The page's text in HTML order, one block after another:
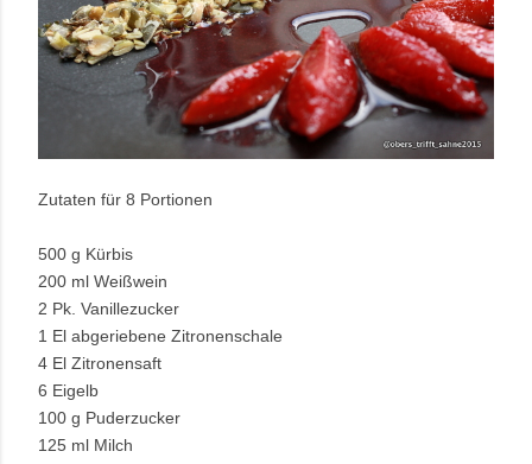
Zutaten für 8 Portionen
500 g Kürbis
200 ml Weißwein
2 Pk. Vanillezucker
1 El abgeriebene Zitronenschale
4 El Zitronensaft
6 Eigelb
100 g Puderzucker
125 ml Milch